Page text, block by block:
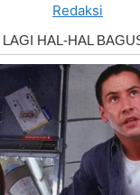
Redaksi